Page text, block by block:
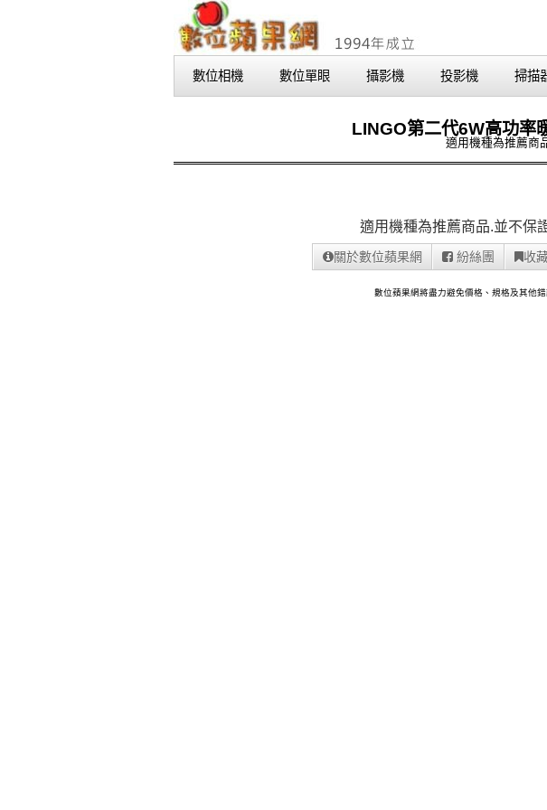
數位相機 數位單眼 攝影機 投影機 掃描
LINGO第二代6W高功率
適用機種為推薦商
適用機種為推薦商品.並不保
關於數位蘋果網 紛絲團 收
數位蘋果網將盡力避免價格、規格及其他